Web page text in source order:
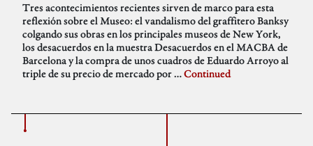
Tres acontecimientos recientes sirven de marco para esta
reflexión sobre el Museo: el vandalismo del graffitero Banksy
colgando sus obras en los principales museos de New York,
los desacuerdos en la muestra Desacuerdos en el MACBA de
Barcelona y la compra de unos cuadros de Eduardo Arroyo al
triple de su precio de mercado por …Continued